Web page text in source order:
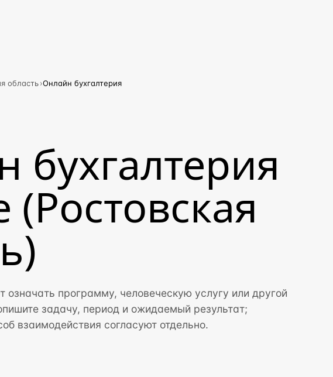
область›Онлайн бухгалтерия
бухгалтерия
(Ростовская
означать программу, человеческую услугу или другой
задачу, период и ожидаемый результат;
взаимодействия согласуют отдельно.